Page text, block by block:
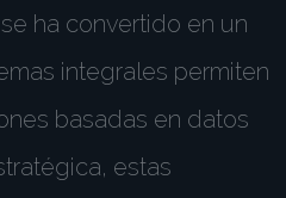
se ha convertido en un
integrales permiten
basadas en datos
estas